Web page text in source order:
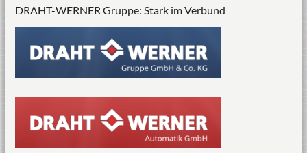
DRAHT-WERNER Gruppe: Stark im Verbund